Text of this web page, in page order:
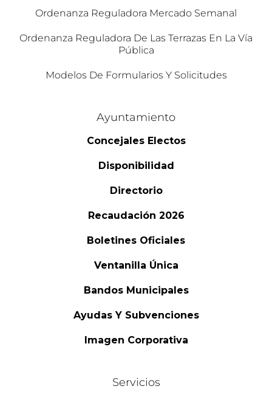
Ordenanza Reguladora Mercado Semanal
Ordenanza Reguladora De Las Terrazas En La Vía
Pública
Modelos De Formularios Y Solicitudes
Ayuntamiento
Concejales Electos
Disponibilidad
Directorio
Recaudación 2026
Boletines Oficiales
Ventanilla Única
Bandos Municipales
Ayudas Y Subvenciones
Imagen Corporativa
Servicios